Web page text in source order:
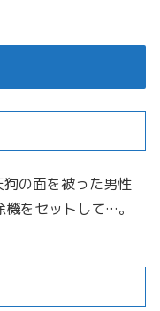
の面を被った男性
をセットして…。